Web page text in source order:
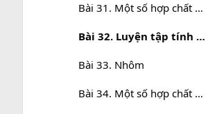
Bài 31. Một số hợp chất quan trọng của kim loại kiềm thổ
Bài 32. Luyện tập tính chất của kim loại kiềm, kim loại kiềm thổ
Bài 33. Nhôm
Bài 34. Một số hợp chất quan trọng của nhôm